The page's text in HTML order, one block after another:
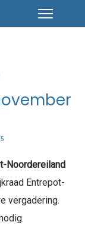
Noordereiland
Entrepot-
vergadering.